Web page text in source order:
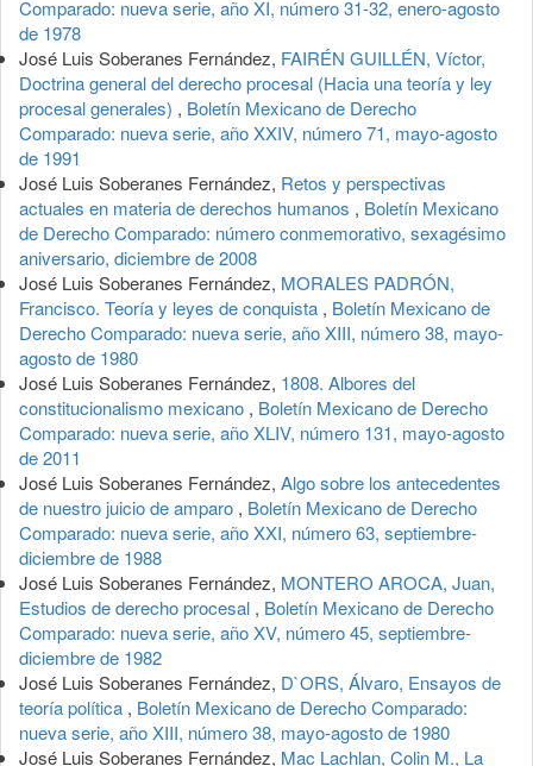
Comparado: nueva serie, año XI, número 31-32, enero-agosto
de 1978
José Luis Soberanes Fernández, FAIRÉN GUILLÉN, Víctor,
Doctrina general del derecho procesal (Hacia una teoría y ley
procesal generales) , Boletín Mexicano de Derecho
Comparado: nueva serie, año XXIV, número 71, mayo-agosto
de 1991
José Luis Soberanes Fernández, Retos y perspectivas
actuales en materia de derechos humanos , Boletín Mexicano
de Derecho Comparado: número conmemorativo, sexagésimo
aniversario, diciembre de 2008
José Luis Soberanes Fernández, MORALES PADRÓN,
Francisco. Teoría y leyes de conquista , Boletín Mexicano de
Derecho Comparado: nueva serie, año XIII, número 38, mayo-
agosto de 1980
José Luis Soberanes Fernández, 1808. Albores del
constitucionalismo mexicano , Boletín Mexicano de Derecho
Comparado: nueva serie, año XLIV, número 131, mayo-agosto
de 2011
José Luis Soberanes Fernández, Algo sobre los antecedentes
de nuestro juicio de amparo , Boletín Mexicano de Derecho
Comparado: nueva serie, año XXI, número 63, septiembre-
diciembre de 1988
José Luis Soberanes Fernández, MONTERO AROCA, Juan,
Estudios de derecho procesal , Boletín Mexicano de Derecho
Comparado: nueva serie, año XV, número 45, septiembre-
diciembre de 1982
José Luis Soberanes Fernández, D`ORS, Álvaro, Ensayos de
teoría política , Boletín Mexicano de Derecho Comparado:
nueva serie, año XIII, número 38, mayo-agosto de 1980
José Luis Soberanes Fernández, Mac Lachlan, Colin M., La